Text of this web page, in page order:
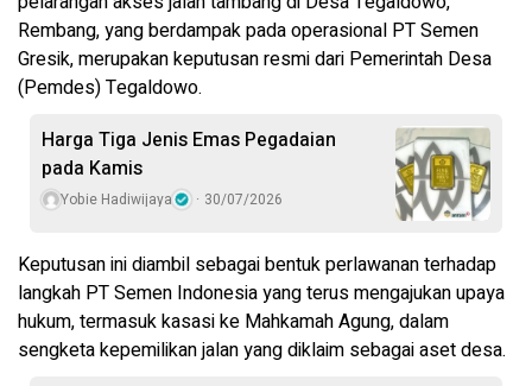
Rembang, yang berdampak pada operasional PT Semen
Gresik, merupakan keputusan resmi dari Pemerintah Desa
(Pemdes) Tegaldowo.
Harga Tiga Jenis Emas Pegadaian
pada Kamis
Yobie Hadiwijaya 30/07/2026
Keputusan ini diambil sebagai bentuk perlawanan terhadap
langkah PT Semen Indonesia yang terus mengajukan upaya
hukum, termasuk kasasi ke Mahkamah Agung, dalam
sengketa kepemilikan jalan yang diklaim sebagai aset desa.